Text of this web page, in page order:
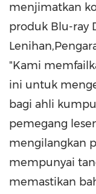
menjimatkan
produk Blu-ray
"Kami
ini untuk
bagi ahli
pemegang
mengilangkan
mempunyai
memastikan